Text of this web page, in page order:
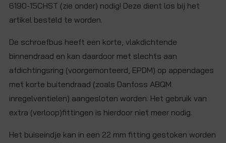
6190-15CHST (zie onder) nodig! Deze dient los bij het
artikel besteld te worden.
De schroefbus heeft een korte, vlakdichtende
binnendraad en kan daardoor met slechts aan
afdichtingsring (voorgemonteerd, EPDM) op appendages
met korte buitendraad (zoals Danfoss ABQM
inregelventielen) aangesloten worden. Het gebruik van
extra (verloop)fittingen is hierdoor niet meer nodig.
Het buiseindje kan in een 22 mm fitting gestoken worden